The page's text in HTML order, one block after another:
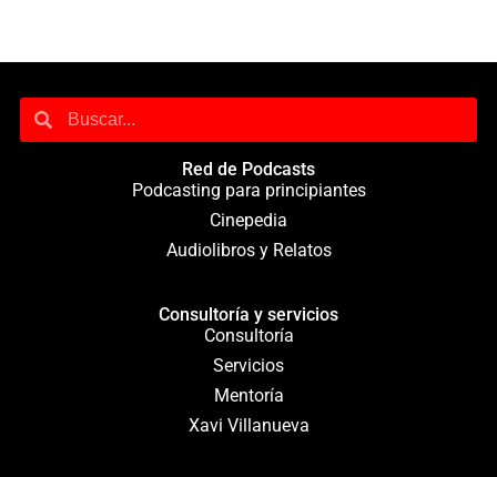
Red de Podcasts
Podcasting para principiantes
Cinepedia
Audiolibros y Relatos
Consultoría y servicios
Consultoría
Servicios
Mentoría
Xavi Villanueva